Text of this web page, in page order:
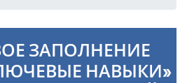
ЗАПОЛНЕНИЕ
НАВЫКИ»